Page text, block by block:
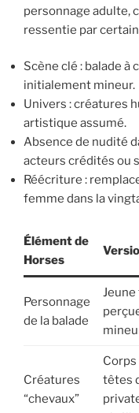
personnage adulte,
ressentie par
Scène clé : balade à
initialement mineur.
Univers : créatures
artistique assumé.
Absence de nudité
acteurs crédités ou
Réécriture :
femme dans la
Élément de
Horses
Personnage
de la balade
Jeune
Créatures
“chevaux”
Corps
têtes